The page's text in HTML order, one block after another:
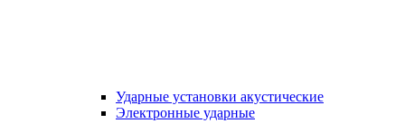
Ударные установки акустические
Электронные ударные